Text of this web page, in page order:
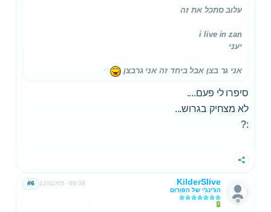
עלוב סתכל את זה
i live in zan
יעני
אני גר בצן אבל ביחד זה אני גרבצן
סיפרו לי פעם....
לא מצחיק בגרוש...
:?
שתף
KilderSlive
הג'ינג'י של הפורום
12/02/05 09:38
#6